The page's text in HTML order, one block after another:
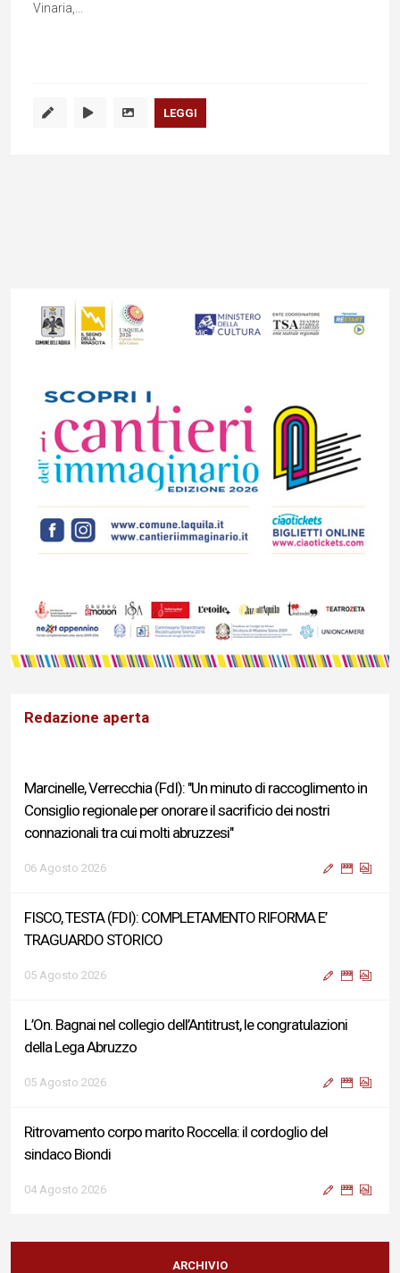
Vinaria,...
LEGGI
Redazione aperta
Marcinelle, Verrecchia (FdI): "Un minuto di raccoglimento in
Consiglio regionale per onorare il sacrificio dei nostri
connazionali tra cui molti abruzzesi"
06 Agosto 2026
FISCO, TESTA (FDI): COMPLETAMENTO RIFORMA E’
TRAGUARDO STORICO
05 Agosto 2026
L’On. Bagnai nel collegio dell’Antitrust, le congratulazioni
della Lega Abruzzo
05 Agosto 2026
Ritrovamento corpo marito Roccella: il cordoglio del
sindaco Biondi
04 Agosto 2026
Reddito di Cittadinanza, Testa (FdI): Presentata interpellanza
su criticità persistenti ed effetti sulle politiche di sviluppo del
ARCHIVIO